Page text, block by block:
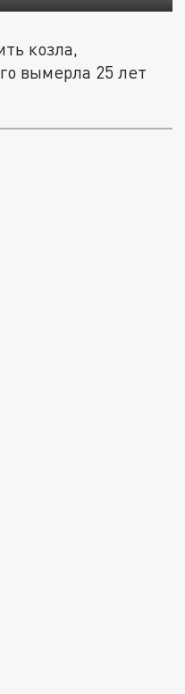
козла,
вымерла 25 лет